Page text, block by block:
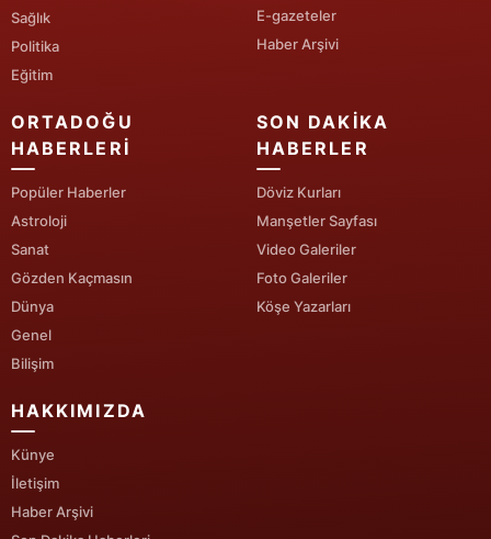
Sağlık
Politika
Eğitim
E-gazeteler
Haber Arşivi
ORTADOĞU
HABERLERI
Popüler Haberler
Astroloji
Sanat
Gözden Kaçmasın
Dünya
Genel
Bilişim
SON DAKIKA
HABERLER
Döviz Kurları
Manşetler Sayfası
Video Galeriler
Foto Galeriler
Köşe Yazarları
HAKKIMIZDA
Künye
İletişim
Haber Arşivi